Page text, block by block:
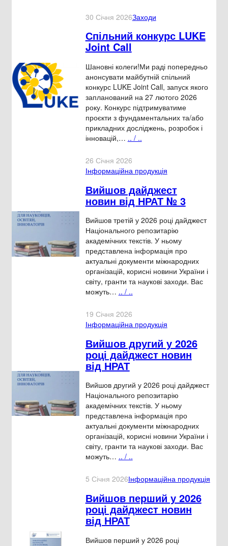
30 Січня 2026Заходи
Спільний конкурс LUKE
Joint Call
Шановні колеги!Ми раді попередньо
анонсувати майбутній спільний
конкурс LUKE Joint Call, запуск якого
запланований на 27 лютого 2026
року. Конкурс підтримуватиме
проєкти з фундаментальних та/або
прикладних досліджень, розробок і
інновацій,… .. / ..
26 Січня 2026
Інформаційна продукція
Вийшов дайджест
новин від НРАТ № 3
Вийшов третій у 2026 році дайджест
Національного репозитарію
академічних текстів. У ньому
представлена інформація про
актуальні документи міжнародних
організацій, корисні новини України і
світу, гранти та наукові заходи. Вас
можуть… .. / ..
19 Січня 2026
Інформаційна продукція
Вийшов другий у 2026
році дайджест новин
від НРАТ
Вийшов другий у 2026 році дайджест
Національного репозитарію
академічних текстів. У ньому
представлена інформація про
актуальні документи міжнародних
організацій, корисні новини України і
світу, гранти та наукові заходи. Вас
можуть… .. / ..
5 Січня 2026Інформаційна продукція
Вийшов перший у 2026
році дайджест новин
від НРАТ
Вийшов перший у 2026 році